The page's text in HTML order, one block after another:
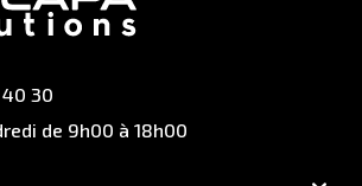
40 30
de 9h00 à 18h00